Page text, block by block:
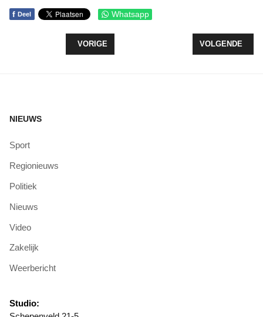
f Deel Whatsapp
VORIG ARTIKEL: OORLOGSMONUMENT IN
VORIGE VOLGENDE
VOLGENDE
NIEUWS
Sport
Regionieuws
Politiek
Nieuws
Video
Zakelijk
Weerbericht
Studio: